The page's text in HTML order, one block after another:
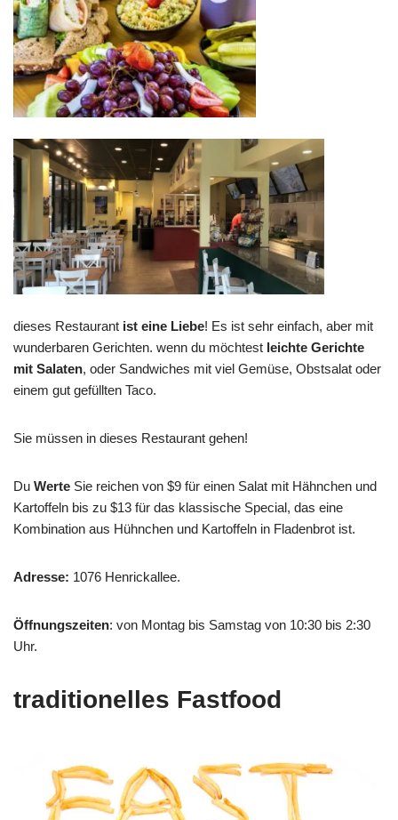
dieses Restaurant ist eine Liebe! Es ist sehr einfach, aber mit
wunderbaren Gerichten. wenn du möchtest leichte Gerichte
mit Salaten, oder Sandwiches mit viel Gemüse, Obstsalat oder
einem gut gefüllten Taco.
Sie müssen in dieses Restaurant gehen!
Du Werte Sie reichen von $9 für einen Salat mit Hähnchen und
Kartoffeln bis zu $13 für das klassische Special, das eine
Kombination aus Hühnchen und Kartoffeln in Fladenbrot ist.
Adresse: 1076 Henrickallee.
Öffnungszeiten: von Montag bis Samstag von 10:30 bis 2:30
Uhr.
traditionelles Fastfood